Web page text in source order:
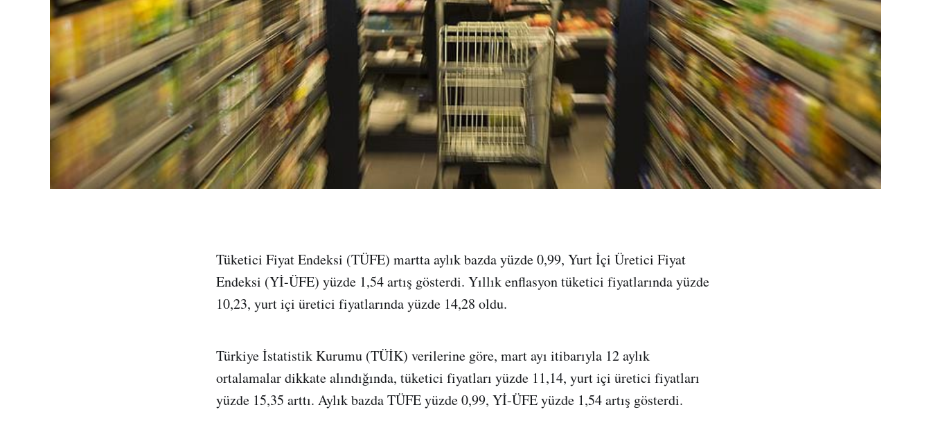
Tüketici Fiyat Endeksi (TÜFE) martta aylık bazda yüzde 0,99, Yurt İçi Üretici Fiyat
Endeksi (Yİ-ÜFE) yüzde 1,54 artış gösterdi. Yıllık enflasyon tüketici fiyatlarında yüzde
10,23, yurt içi üretici fiyatlarında yüzde 14,28 oldu.
Türkiye İstatistik Kurumu (TÜİK) verilerine göre, mart ayı itibarıyla 12 aylık
ortalamalar dikkate alındığında, tüketici fiyatları yüzde 11,14, yurt içi üretici fiyatları
yüzde 15,35 arttı. Aylık bazda TÜFE yüzde 0,99, Yİ-ÜFE yüzde 1,54 artış gösterdi.